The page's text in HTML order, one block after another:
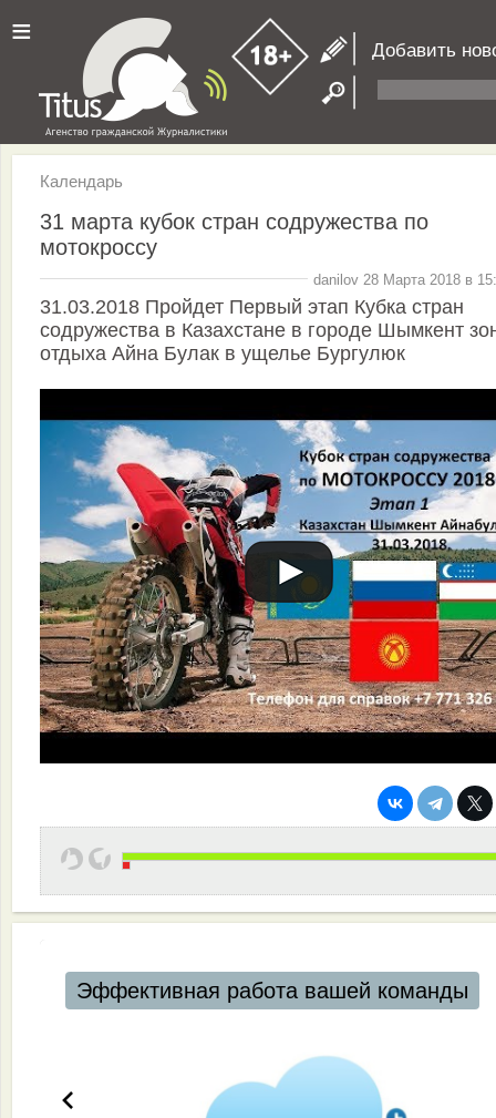
≡ Добавить
Календарь
31 марта кубок стран содружества по
мотокроссу
danilov 28 Марта 2018 в
31.03.2018 Пройдет Первый этап Кубка стран
содружества в Казахстане в городе Шымкент
отдыха Айна Булак в ущелье Бургулюк
Эффективная работа вашей команды